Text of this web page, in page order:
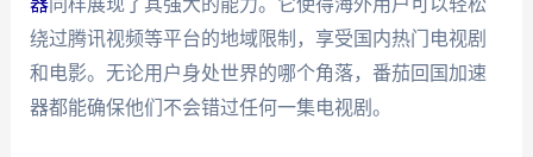
绕过腾讯视频等平台的地域限制，享受国内热门电视剧
和电影。无论用户身处世界的哪个角落，番茄回国加速
器都能确保他们不会错过任何一集电视剧。